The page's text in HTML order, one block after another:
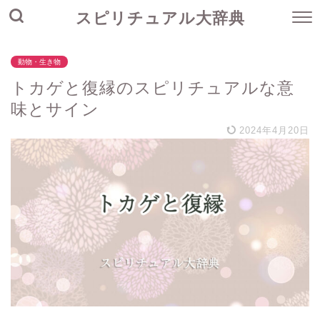
スピリチュアル大辞典
動物・生き物
トカゲと復縁のスピリチュアルな意
味とサイン
2024年4月20日